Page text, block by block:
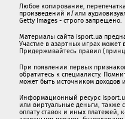
Любое копирование,
произведений и/или
Getty Images - строго запрещено.
Материалы сайта isport.ua
Участие в азартных играх может
Придерживайтесь правил
При появлении первых
обратитесь к специалисту.
может быть источником доходов
Информационный ресурс
или виртуальные деньги,
oплaту ставок и иных платежей,